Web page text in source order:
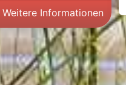
Weitere Informationen